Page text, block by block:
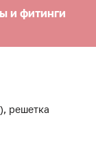
и фитинги